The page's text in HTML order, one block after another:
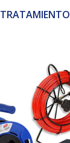
TRATAMIENTO